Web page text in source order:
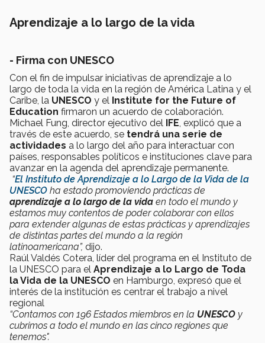
Aprendizaje a lo largo de la vida
- Firma con UNESCO
Con el fin de impulsar iniciativas de aprendizaje a lo
largo de toda la vida en la región de América Latina y el
Caribe, la UNESCO y el Institute for the Future of
Education firmaron un acuerdo de colaboración.
Michael Fung, director ejecutivo del IFE, explicó que a
través de este acuerdo, se tendrá una serie de
actividades a lo largo del año para interactuar con
países, responsables políticos e instituciones clave para
avanzar en la agenda del aprendizaje permanente.
“El Instituto de Aprendizaje a lo Largo de la Vida de la
UNESCO ha estado promoviendo prácticas de
aprendizaje a lo largo de la vida en todo el mundo y
estamos muy contentos de poder colaborar con ellos
para extender algunas de estas prácticas y aprendizajes
de distintas partes del mundo a la región
latinoamericana”, dijo.
Raúl Valdés Cotera, líder del programa en el Instituto de
la UNESCO para el Aprendizaje a lo Largo de Toda
la Vida de la UNESCO en Hamburgo, expresó que el
interés de la institución es centrar el trabajo a nivel
regional
“Contamos con 196 Estados miembros en la UNESCO y
cubrimos a todo el mundo en las cinco regiones que
tenemos".